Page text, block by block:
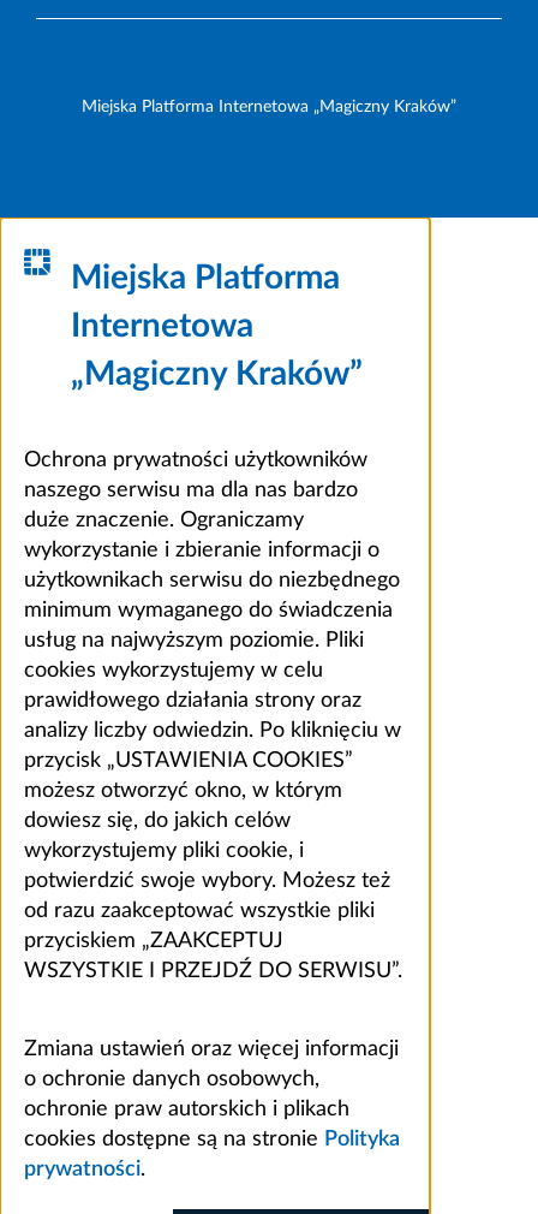
Miejska Platforma Internetowa „Magiczny Kraków”
Miejska Platforma
Internetowa
„Magiczny Kraków”
Ochrona prywatności użytkowników
naszego serwisu ma dla nas bardzo
duże znaczenie. Ograniczamy
wykorzystanie i zbieranie informacji o
użytkownikach serwisu do niezbędnego
minimum wymaganego do świadczenia
usług na najwyższym poziomie. Pliki
cookies wykorzystujemy w celu
prawidłowego działania strony oraz
analizy liczby odwiedzin. Po kliknięciu w
przycisk „USTAWIENIA COOKIES”
możesz otworzyć okno, w którym
dowiesz się, do jakich celów
wykorzystujemy pliki cookie, i
potwierdzić swoje wybory. Możesz też
od razu zaakceptować wszystkie pliki
przyciskiem „ZAAKCEPTUJ
WSZYSTKIE I PRZEJDŹ DO SERWISU”.
Zmiana ustawień oraz więcej informacji
o ochronie danych osobowych,
ochronie praw autorskich i plikach
cookies dostępne są na stronie Polityka
prywatności.